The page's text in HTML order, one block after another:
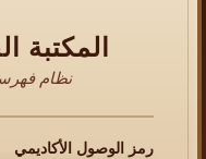
المكتبة
نظام
رمز الوصول الأكاديمي